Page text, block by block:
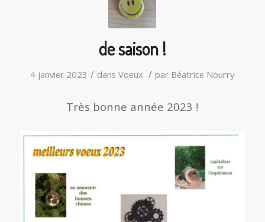
de saison !
4 janvier 2023 / dansVoeux / par Béatrice Nourry
Très bonne année 2023 !